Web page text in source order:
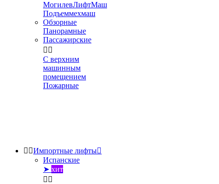
МогилевЛифтМаш
Подъеммехмаш
Обзорные
Панорамные
Пассажирские
 
С верхним
машинным
помещением
Пожарные
 Импортные лифты
Испанские
➤ хит
 